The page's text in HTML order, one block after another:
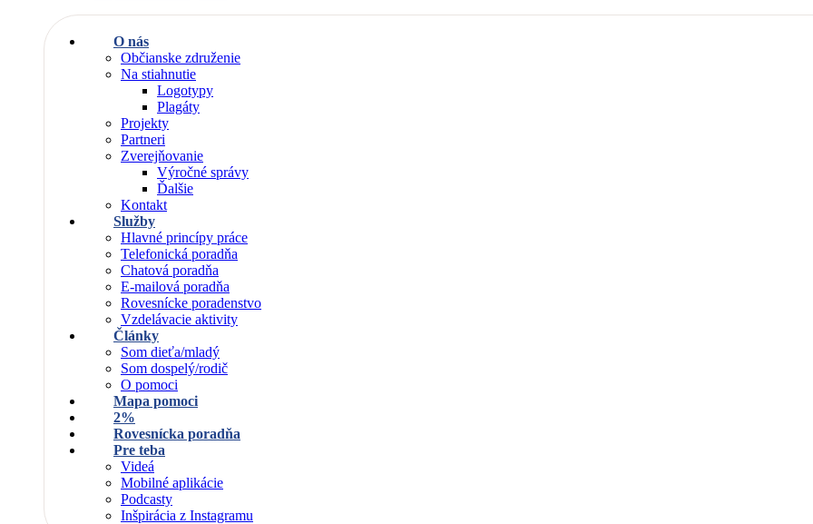
O nás
Občianske združenie
Na stiahnutie
Logotypy
Plagáty
Projekty
Partneri
Zverejňovanie
Výročné správy
Ďalšie
Kontakt
Služby
Hlavné princípy práce
Telefonická poradňa
Chatová poradňa
E-mailová poradňa
Rovesnícke poradenstvo
Vzdelávacie aktivity
Články
Som dieťa/mladý
Som dospelý/rodič
O pomoci
Mapa pomoci
2%
Rovesnícka poradňa
Pre teba
Videá
Mobilné aplikácie
Podcasty
Inšpirácia z Instagramu